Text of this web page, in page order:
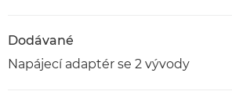
Dodávané
Napájecí adaptér se 2 vývody